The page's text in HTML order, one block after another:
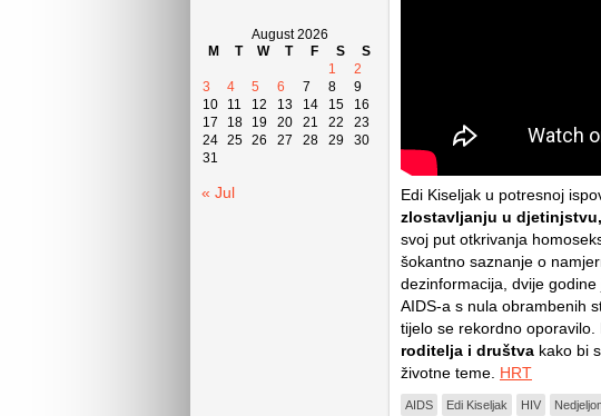
August 2026
M
T W T F S
S
1
2
3
4 5 6 7 8
9
10
11 12 13 14 15
16
17
18 19 20 21 22
23
24 25 26 27 28 29
30
31
« Jul
Edi Kiseljak u potresnoj
zlostavljanju u
svoj put otkrivanja
šokantno saznanje o
dezinformacija, dvije
AIDS-a s nula obrambenih
tijelo se rekordno oporavilo.
roditelja i društva kako bi
životne teme. HRT
AIDS Edi Kiseljak HIV